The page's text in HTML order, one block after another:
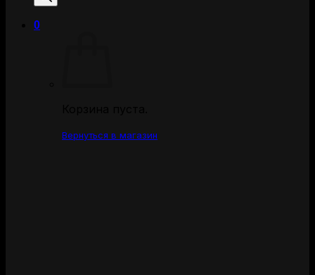
0
Вернуться в магазин